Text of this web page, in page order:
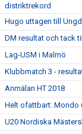
distriktrekord
Hugo uttagen till
DM resultat och tack
Lag-USM i Malmö
Klubbmatch 3 -
Anmälan HT 2018
Helt ofattbart: Mondo
U20 Nordiska